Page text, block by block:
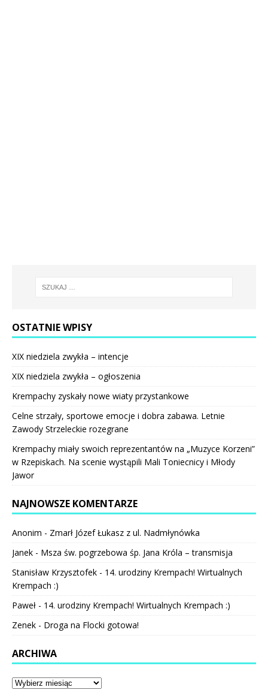
OSTATNIE WPISY
XIX niedziela zwykła – intencje
XIX niedziela zwykła – ogłoszenia
Krempachy zyskały nowe wiaty przystankowe
Celne strzały, sportowe emocje i dobra zabawa. Letnie
Zawody Strzeleckie rozegrane
Krempachy miały swoich reprezentantów na „Muzyce Korzeni”
w Rzepiskach. Na scenie wystąpili Mali Toniecnicy i Młody
Jawor
NAJNOWSZE KOMENTARZE
Anonim - Zmarł Józef Łukasz z ul. Nadmłynówka
Janek - Msza św. pogrzebowa śp. Jana Króla – transmisja
Stanisław Krzysztofek - 14. urodziny Krempach! Wirtualnych
Krempach :)
Paweł - 14. urodziny Krempach! Wirtualnych Krempach :)
Zenek - Droga na Flocki gotowa!
ARCHIWA